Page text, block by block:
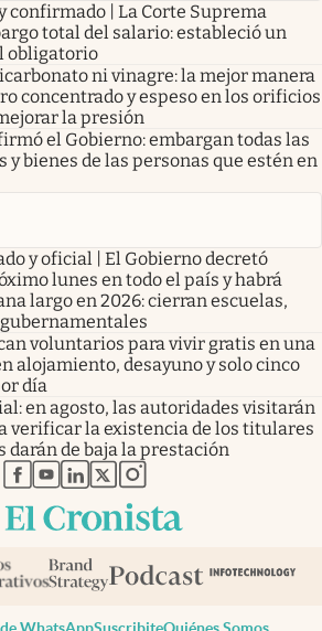
confirmado | La Corte Suprema
total del salario: estableció un
obligatorio
ni vinagre: la mejor manera
concentrado y espeso en los orificios
la presión
el Gobierno: embargan todas las
y bienes de las personas que estén en
y oficial | El Gobierno decretó
lunes en todo el país y habrá
largo en 2026: cierran escuelas,
voluntarios para vivir gratis en una
alojamiento, desayuno y solo cinco
día
en agosto, las autoridades visitarán
verificar la existencia de los titulares
darán de baja la prestación
abre en nueva pestaña
abre en nueva pestaña
abre en nueva pestaña
abre en nueva pestaña
abre en nueva pestaña